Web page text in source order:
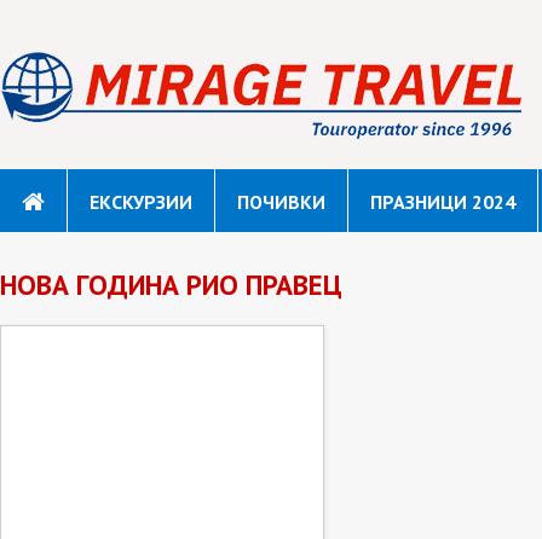
ЕКСКУРЗИИ ПОЧИВКИ ПРАЗНИЦИ 2024
НОВА ГОДИНА РИО ПРАВЕЦ